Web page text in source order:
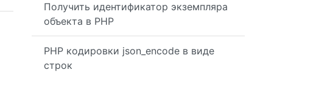
Получить идентификатор экземпляра
объекта в PHP
PHP кодировки json_encode в виде
строк